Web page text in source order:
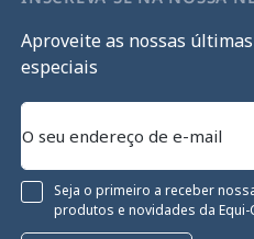
Aproveite as nossas
especiais
Seja o primeiro a receber
produtos e novidades da Equi-